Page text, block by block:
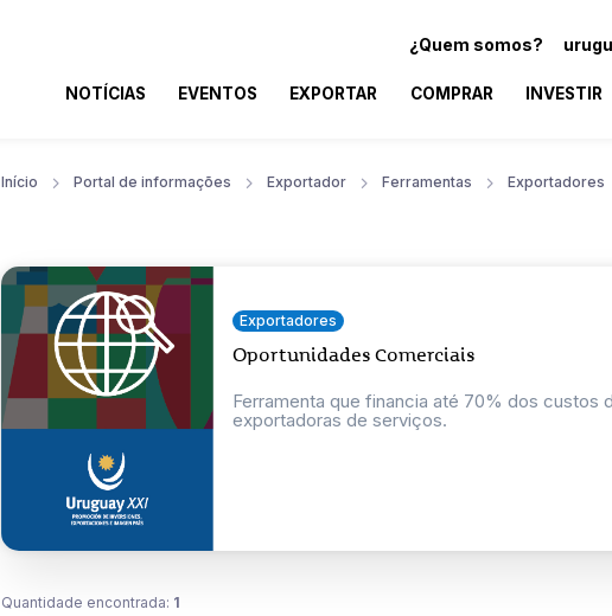
¿Quem somos?
NOTÍCIAS EVENTOS EXPORTAR COMPRAR INVESTIR
Início Portal de informações Exportador Ferramentas Exportadores
Exportadores
Oportunidades Comerciais
Ferramenta que financia até 70% dos custos
exportadoras de serviços.
Quantidade encontrada: 1